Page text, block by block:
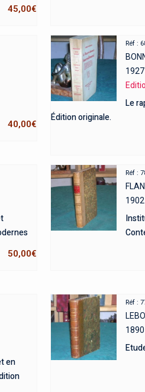
45,00€
40,00€
Réf :
1927
Le
Édition originale.
50,00€
Réf :
1902
en
Réf :
1890